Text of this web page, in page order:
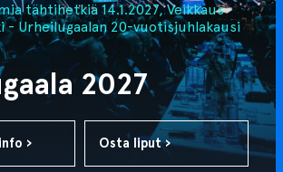
tähtihetkiä 14.1.2027, Veikkaus
- Urheilugaalan 20-vuotisjuhlakausi
2027
› Osta liput ›